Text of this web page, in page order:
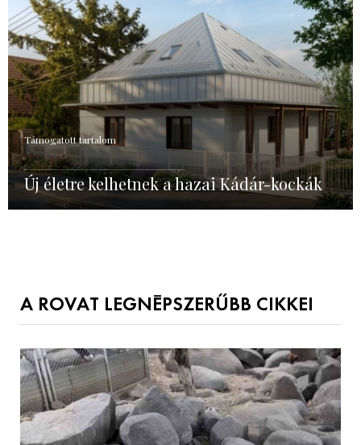
Támogatott tartalom
Új életre kelhetnek a hazai Kádár-kockák
A ROVAT LEGNÉPSZERŰBB CIKKEI